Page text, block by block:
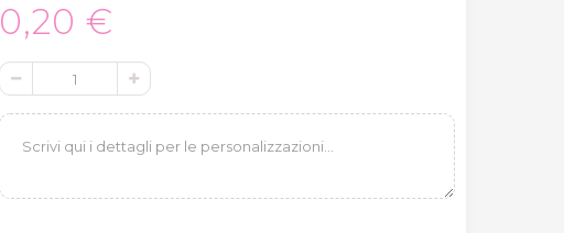
0,20 €